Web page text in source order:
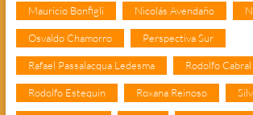
Mauricio Bonfigli Nicolás Avendaño
Osvaldo Chamorro Perspectiva Sur
Rafael Passalacqua Ledesma Rodolfo Cabral
Rodolfo Estequin Roxana Reinoso